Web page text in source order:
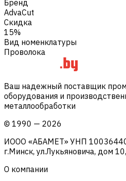
Бренд
AdvaCut
Скидка
15%
Вид номенклатуры
Проволока
Ваш надежный поставщик
оборудования и
металлообработки
© 1990 — 2026
ИООО «АБАМЕТ» УНП
г.Минск, ул.Лукьяновича, дом
О компании